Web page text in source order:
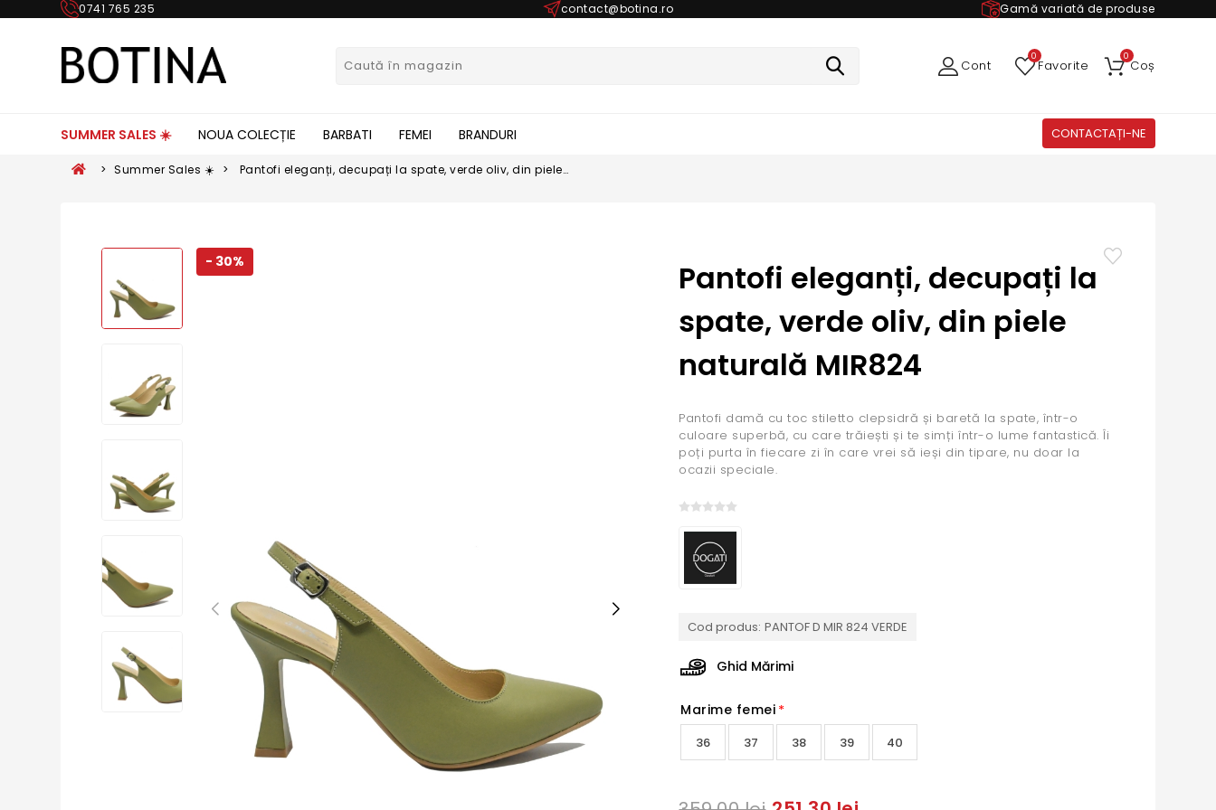
0741 765 235 contact@botina.ro Gamă variată de produse
Cont Favorite
0
Coș
0
SUMMER SALES ☀️ NOUA COLECȚIE BARBATI FEMEI BRANDURI CONTACTAȚI-NE
> Summer Sales ☀️ >
Pantofi eleganți, decupați la spate, verde oliv, din piele
- 30%
Pantofi eleganți, decupați la
spate, verde oliv, din piele
naturală MIR824
Pantofi damă cu toc stiletto clepsidră și baretă la spate, într-o
culoare superbă, cu care trăiești și te simți într-o lume fantastică. Îi
poți purta în fiecare zi în care vrei să ieși din tipare, nu doar la
ocazii speciale.
Cod produs: PANTOF D MIR 824 VERDE
Ghid Mărimi
Marime femei *
36 37 38 39 40